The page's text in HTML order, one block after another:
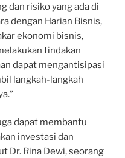
dan risiko yang ada di
dengan Harian Bisnis,
ekonomi bisnis,
tindakan
dapat mengantisipasi
langkah-langkah
dapat membantu
investasi dan
Dr. Rina Dewi, seorang